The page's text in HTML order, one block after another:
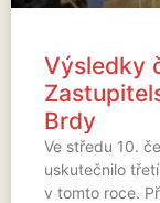
Výsledky
Brdy
Ve středu 10.
uskutečnilo
v tomto roce.